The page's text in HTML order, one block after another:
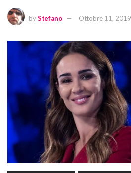
byStefano Ottobre 11, 2019